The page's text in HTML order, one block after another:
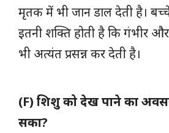
मृतक में भी जान डाल देती है।
इतनी शक्ति होती है कि गंभीर
भी अत्यंत प्रसन्न कर देती है।
(F) शिशु को देख पाने का
सका?